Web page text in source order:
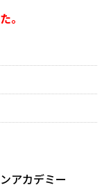
。
アカデミー